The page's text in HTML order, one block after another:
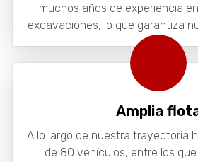
muchos años de experiencia
excavaciones, lo que garantiza
Amplia
A lo largo de nuestra trayectoria
de 80 vehículos, entre los